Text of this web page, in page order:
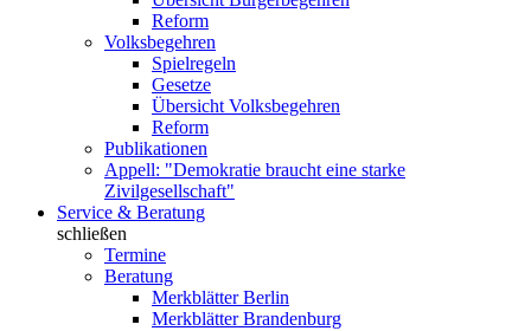
Reform
Volksbegehren
Spielregeln
Gesetze
Übersicht Volksbegehren
Reform
Publikationen
Appell: "Demokratie braucht eine starke
Zivilgesellschaft"
Service & Beratung
schließen
Termine
Beratung
Merkblätter Berlin
Merkblätter Brandenburg